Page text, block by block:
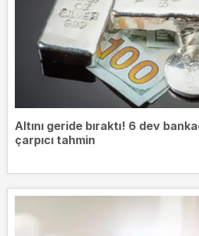
Altını geride bıraktı! 6 dev
çarpıcı tahmin